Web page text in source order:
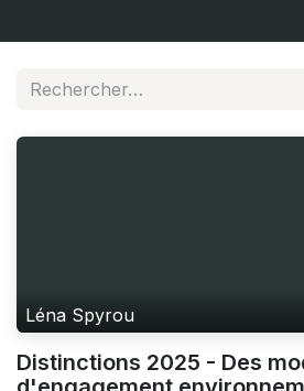
Léna Spyrou
Distinctions 2025 - Des